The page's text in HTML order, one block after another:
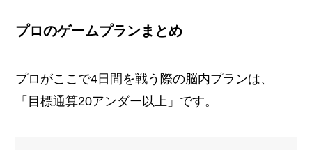
プロのゲームプランまとめ
プロがここで4日間を戦う際の脳内プランは、
「目標通算20アンダー以上」です。